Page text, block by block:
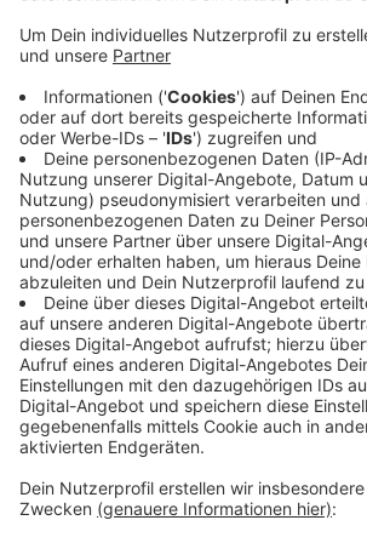
Anzeige
Der 29-Jährige soll teilweise mit mehr
unterwegs gewesen sein, so die
mehreren Streifenwagen an der
musste den Einsatz aber aus
abbrechen. Erst in St. Tönis konnten
der Viersener Polizei stoppen. Den
erwartet jetzt ein Strafverfahren.
Polizei geflüchtet ist, ist noch unklar.
Anzeige